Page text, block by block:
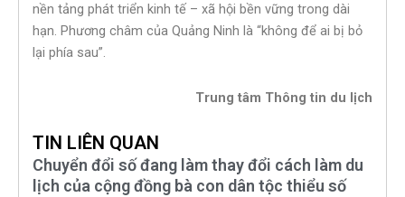
nền tảng phát triển kinh tế – xã hội bền vững trong dài
hạn. Phương châm của Quảng Ninh là “không để ai bị bỏ
lại phía sau”.
Trung tâm Thông tin du lịch
TIN LIÊN QUAN
Chuyển đổi số đang làm thay đổi cách làm du
lịch của cộng đồng bà con dân tộc thiểu số